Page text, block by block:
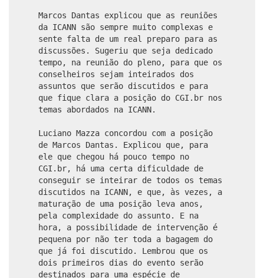
Marcos Dantas explicou que as reuniões
da ICANN são sempre muito complexas e
sente falta de um real preparo para as
discussões. Sugeriu que seja dedicado
tempo, na reunião do pleno, para que os
conselheiros sejam inteirados dos
assuntos que serão discutidos e para
que fique clara a posição do CGI.br nos
temas abordados na ICANN.
Luciano Mazza concordou com a posição
de Marcos Dantas. Explicou que, para
ele que chegou há pouco tempo no
CGI.br, há uma certa dificuldade de
conseguir se inteirar de todos os temas
discutidos na ICANN, e que, às vezes, a
maturação de uma posição leva anos,
pela complexidade do assunto. E na
hora, a possibilidade de intervenção é
pequena por não ter toda a bagagem do
que já foi discutido. Lembrou que os
dois primeiros dias do evento serão
destinados para uma espécie de